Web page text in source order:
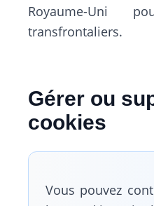
Royaume-Uni
transfrontaliers.
Gérer ou
cookies
Vous pouvez